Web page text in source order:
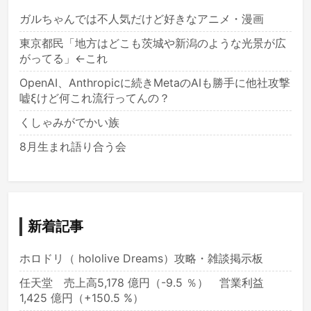
ガルちゃんでは不人気だけど好きなアニメ・漫画
東京都民「地方はどこも茨城や新潟のような光景が広
がってる」←これ
OpenAI、Anthropicに続きMetaのAIも勝手に他社攻撃
嘘ξけど何これ流行ってんの？
くしゃみがでかい族
8月生まれ語り合う会
新着記事
ホロドリ（ hololive Dreams）攻略・雑談掲示板
任天堂 売上高5,178 億円（-9.5 ％） 営業利益
1,425 億円（+150.5 %）